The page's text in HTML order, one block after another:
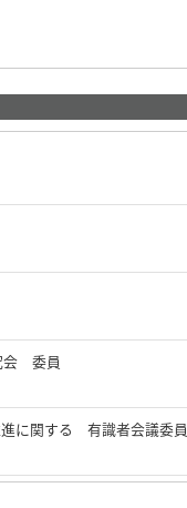
会 委員
に関する 有識者会議委員